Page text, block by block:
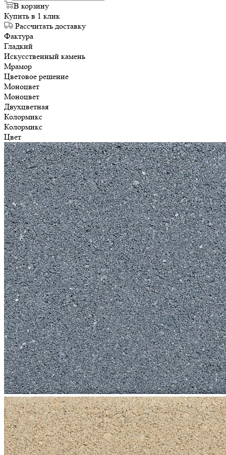
В корзину
Купить в 1 клик
Рассчитать доставку
Фактура
Гладкий
Искусственный камень
Мрамор
Цветовое решение
Моноцвет
Моноцвет
Двухцветная
Колормикс
Колормикс
Цвет